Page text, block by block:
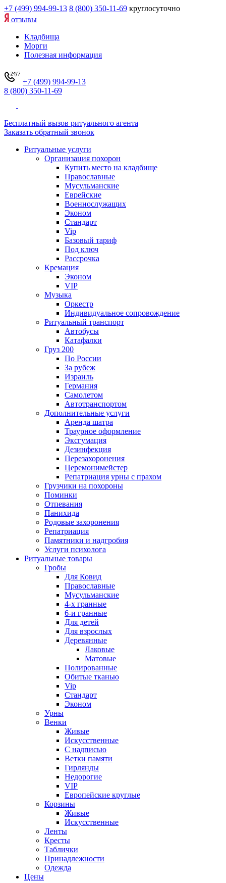
+7 (499) 994-99-13 8 (800) 350-11-69 круглосуточно
отзывы
Кладбища
Морги
Полезная информация
+7 (499) 994-99-13
8 (800) 350-11-69
Бесплатный вызов ритуального агента
Заказать обратный звонок
Ритуальные услуги
Организация похорон
Купить место на кладбище
Православные
Мусульманские
Еврейские
Военнослужащих
Эконом
Стандарт
Vip
Базовый тариф
Под ключ
Рассрочка
Кремация
Эконом
VIP
Музыка
Оркестр
Индивидуальное сопровождение
Ритуальный транспорт
Автобусы
Катафалки
Груз 200
По России
За рубеж
Израиль
Германия
Самолетом
Автотранспортом
Дополнительные услуги
Аренда шатра
Траурное оформление
Эксгумация
Дезинфекция
Перезахоронения
Церемонимейстер
Репатриация урны с прахом
Грузчики на похороны
Поминки
Отпевания
Панихида
Родовые захоронения
Репатриация
Памятники и надгробия
Услуги психолога
Ритуальные товары
Гробы
Для Ковид
Православные
Мусульманские
4-х гранные
6-и гранные
Для детей
Для взрослых
Деревянные
Лаковые
Матовые
Полированные
Обитые тканью
Vip
Стандарт
Эконом
Урны
Венки
Живые
Искусственные
С надписью
Ветки памяти
Гирлянды
Недорогие
VIP
Европейские круглые
Корзины
Живые
Искусственные
Ленты
Кресты
Таблички
Принадлежности
Одежда
Цены